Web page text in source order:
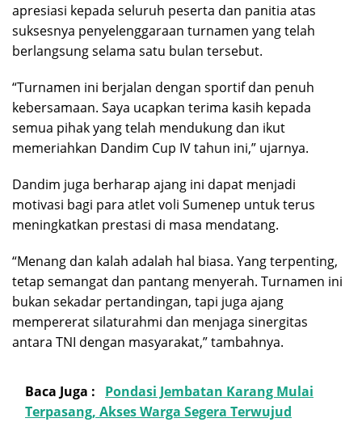
apresiasi kepada seluruh peserta dan panitia atas
suksesnya penyelenggaraan turnamen yang telah
berlangsung selama satu bulan tersebut.
“Turnamen ini berjalan dengan sportif dan penuh
kebersamaan. Saya ucapkan terima kasih kepada
semua pihak yang telah mendukung dan ikut
memeriahkan Dandim Cup IV tahun ini,” ujarnya.
Dandim juga berharap ajang ini dapat menjadi
motivasi bagi para atlet voli Sumenep untuk terus
meningkatkan prestasi di masa mendatang.
“Menang dan kalah adalah hal biasa. Yang terpenting,
tetap semangat dan pantang menyerah. Turnamen ini
bukan sekadar pertandingan, tapi juga ajang
mempererat silaturahmi dan menjaga sinergitas
antara TNI dengan masyarakat,” tambahnya.
Baca Juga :
Pondasi Jembatan Karang Mulai
Terpasang, Akses Warga Segera Terwujud